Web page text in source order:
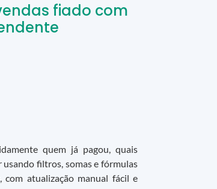
fiado com
quem já pagou, quais
filtros, somas e fórmulas
atualização manual fácil e